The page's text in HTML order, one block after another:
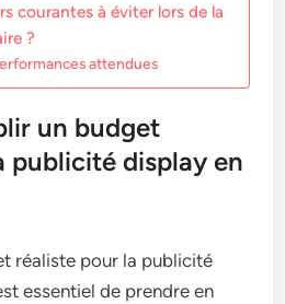
courantes à éviter lors de la
?
attendues
un budget
publicité display en
réaliste pour la publicité
essentiel de prendre en